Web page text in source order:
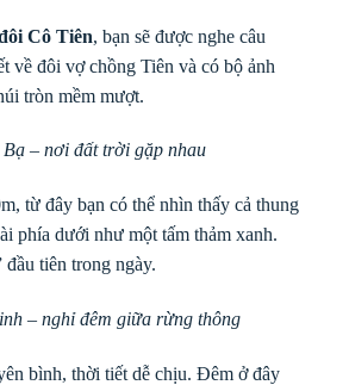
Cô Tiên, bạn sẽ được nghe câu
về đôi vợ chồng Tiên và có bộ ảnh
tròn mềm mượt.
– nơi đất trời gặp nhau
từ đây bạn có thể nhìn thấy cả thung
phía dưới như một tấm thảm xanh.
tiên trong ngày.
– nghỉ đêm giữa rừng thông
bình, thời tiết dễ chịu. Đêm ở đây